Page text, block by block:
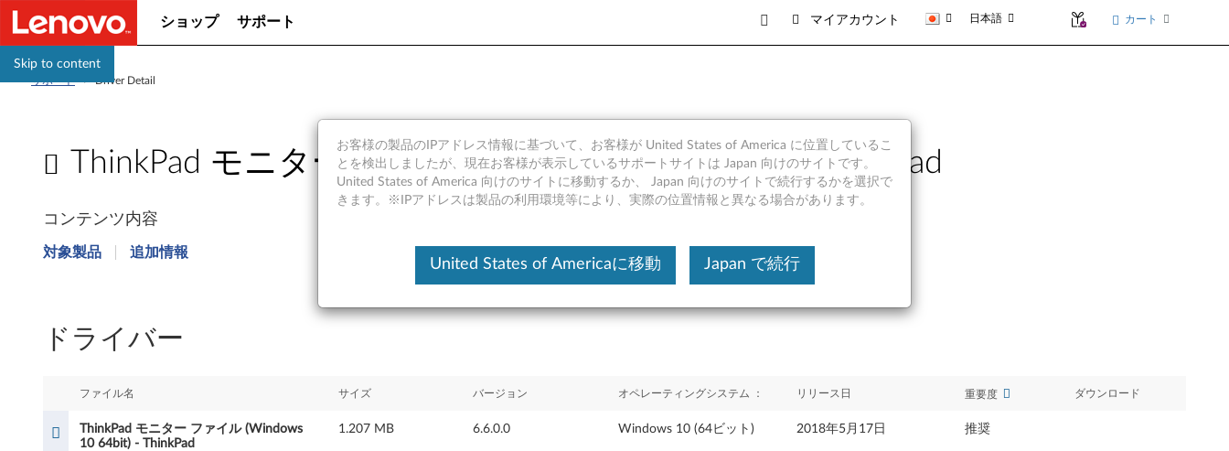
Skip to content
ショップ サポート マイアカウント 日本語 カート
サポート >Driver Detail
ThinkPad モニター ファイル (Windows 10 64bit) - ThinkPad
h
k
コンテンツ内容
対象製品 追加情報
ドライバー
ファイル名 サイズ バージョン オペレーティングシステム ： リリース日 重要度 ダウンロード
ThinkPad モニター ファイル (Windows
10 64bit) - ThinkPad
1.207 MB 6.6.0.0 Windows 10 (64ビット) 2018年5月17日 推奨
お客様の製品のIPアドレス情報に基づいて、お客様が United States of America に位置しているこ
とを検出しましたが、現在お客様が表示しているサポートサイトは Japan 向けのサイトです。
United States of America 向けのサイトに移動するか、 Japan 向けのサイトで続行するかを選択で
きます。※IPアドレスは製品の利用環境等により、実際の位置情報と異なる場合があります。
United States of Americaに移動 Japan で続行